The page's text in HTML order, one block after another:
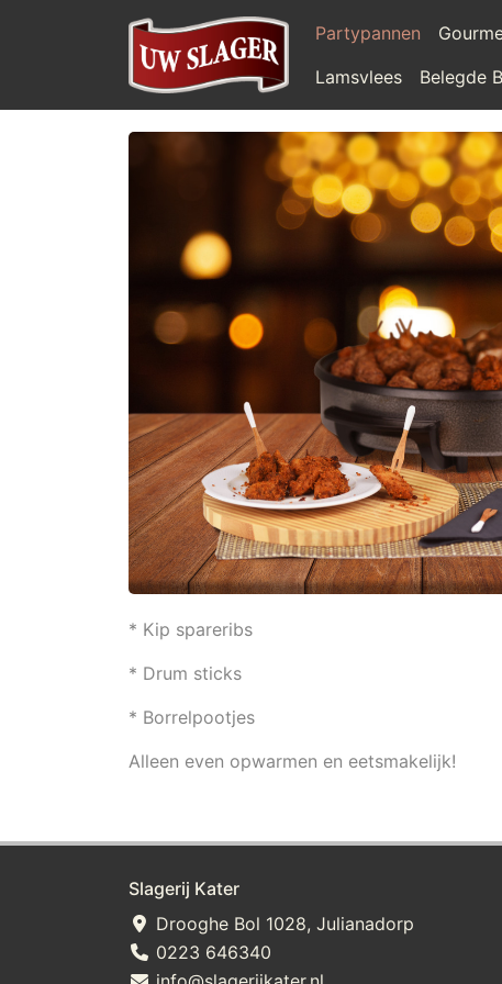
Partypannen
Lamsvlees
Belegde
* Kip spareribs
* Drum sticks
* Borrelpootjes
Alleen even opwarmen en eetsmakelijk!
Slagerij Kater
Drooghe Bol 1028, Julianadorp
0223 646340